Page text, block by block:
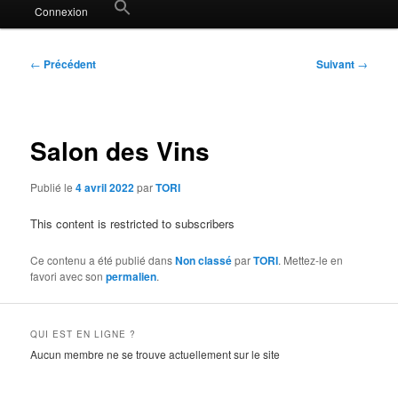
Connexion Search
Search Button
Navigation
← Précédent Suivant →
Salon des Vins
Publié le4 avril 2022parTORI
This content is restricted to subscribers
Ce contenu a été publié dansNon classéparTORI. Mettez-le en
favori avec sonpermalien.
QUI EST EN LIGNE ?
Aucun membre ne se trouve actuellement sur le site